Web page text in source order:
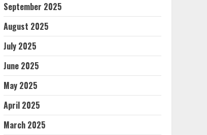
September 2025
August 2025
July 2025
June 2025
May 2025
April 2025
March 2025